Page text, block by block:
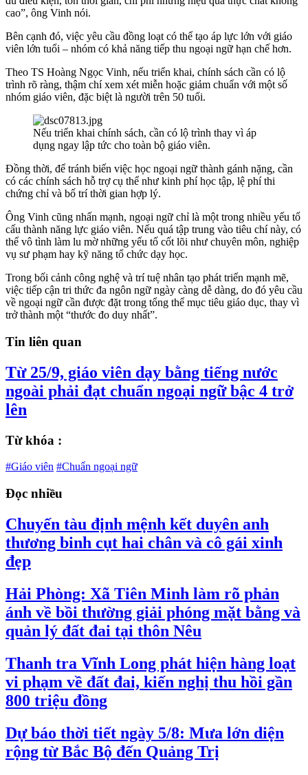
cao”, ông Vinh nói.
Bên cạnh đó, việc yêu cầu đồng loạt có thể tạo áp lực lớn với giáo
viên lớn tuổi – nhóm có khả năng tiếp thu ngoại ngữ hạn chế hơn.
Theo TS Hoàng Ngọc Vinh, nếu triển khai, chính sách cần có lộ
trình rõ ràng, thậm chí xem xét miễn hoặc giảm chuẩn với một số
nhóm giáo viên, đặc biệt là người trên 50 tuổi.
Nếu triển khai chính sách, cần có lộ trình thay vì áp
dụng ngay lập tức cho toàn bộ giáo viên.
Đồng thời, để tránh biến việc học ngoại ngữ thành gánh nặng, cần
có các chính sách hỗ trợ cụ thể như kinh phí học tập, lệ phí thi
chứng chỉ và bố trí thời gian hợp lý.
Ông Vinh cũng nhấn mạnh, ngoại ngữ chỉ là một trong nhiều yếu tố
cấu thành năng lực giáo viên. Nếu quá tập trung vào tiêu chí này, có
thể vô tình làm lu mờ những yếu tố cốt lõi như chuyên môn, nghiệp
vụ sư phạm hay kỹ năng tổ chức dạy học.
Trong bối cảnh công nghệ và trí tuệ nhân tạo phát triển mạnh mẽ,
việc tiếp cận tri thức đa ngôn ngữ ngày càng dễ dàng, do đó yêu cầu
về ngoại ngữ cần được đặt trong tổng thể mục tiêu giáo dục, thay vì
trở thành một “thước đo duy nhất”.
Tin liên quan
Từ 25/9, giáo viên dạy bằng tiếng nước
ngoài phải đạt chuẩn ngoại ngữ bậc 4 trở
lên
Từ khóa :
#Giáo viên #Chuẩn ngoại ngữ
Đọc nhiều
Chuyến tàu định mệnh kết duyên anh
thương binh cụt hai chân và cô gái xinh
đẹp
Hải Phòng: Xã Tiên Minh làm rõ phản
ánh về bồi thường giải phóng mặt bằng và
quản lý đất đai tại thôn Nêu
Thanh tra Vĩnh Long phát hiện hàng loạt
vi phạm về đất đai, kiến nghị thu hồi gần
800 triệu đồng
Dự báo thời tiết ngày 5/8: Mưa lớn diện
rộng từ Bắc Bộ đến Quảng Trị